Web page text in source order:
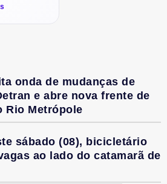
onda de mudanças de
e abre nova frente de
Rio Metrópole
sábado (08), bicicletário
ao lado do catamarã de